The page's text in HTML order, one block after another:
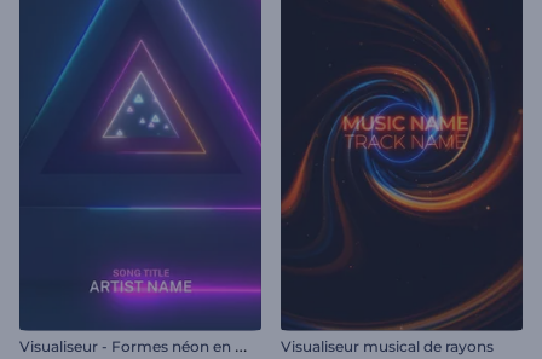
V
isualiseur - Formes néon en mouvement Visualiseur musical de rayons